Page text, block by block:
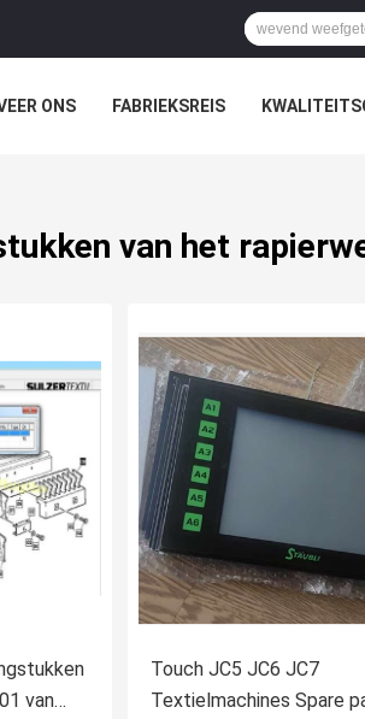
ONS FABRIEKSREIS
van het
van
Touch JC5 JC6 JC7
Textielmachines Spare